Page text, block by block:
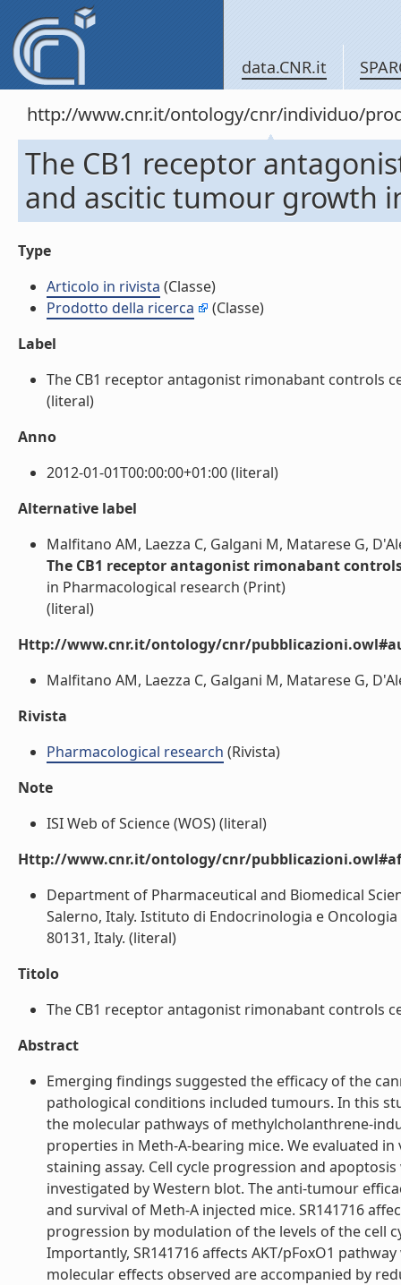
data.CNR.it
http://www.cnr.it/ontology/cnr/individuo/
The CB1 receptor
and ascitic tumour growth
Type
Articolo in rivista (Classe)
Prodotto della ricerca
(Classe)
Label
The CB1 receptor antagonist rimonabant controls
(literal)
Anno
2012-01-01T00:00:00+01:00 (literal)
Alternative label
Malfitano AM, Laezza C, Galgani M, Matarese G,
The CB1 receptor antagonist rimonabant
in Pharmacological research (Print)
(literal)
Http://www.cnr.it/ontology/cnr/
Malfitano AM, Laezza C, Galgani M, Matarese G,
Rivista
Pharmacological research (Rivista)
Note
ISI Web of Science (WOS) (literal)
Http://www.cnr.it/ontology/cnr/
Department of Pharmaceutical and Biomedical
Salerno, Italy. Istituto di Endocrinologia e Oncologia
80131, Italy. (literal)
Titolo
The CB1 receptor antagonist rimonabant controls
Abstract
Emerging findings suggested the efficacy of the
pathological conditions included tumours. In this
the molecular pathways of methylcholanthrene-
properties in Meth-A-bearing mice. We evaluated
staining assay. Cell cycle progression and
investigated by Western blot. The anti-tumour
and survival of Meth-A injected mice. SR141716
progression by modulation of the levels of the cell
Importantly, SR141716 affects AKT/pFoxO1
molecular effects observed are accompanied by